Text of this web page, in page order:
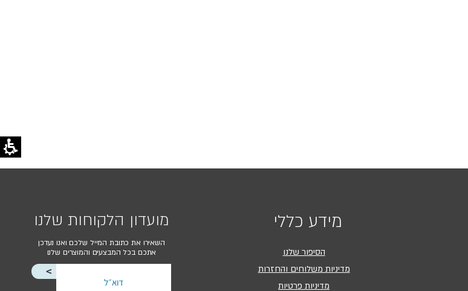
מועדון הלקוחות שלנו
השאירו את כתובת המייל שלכם ואנו נעדכן
אתכם בכל המבצעים והמוצרים שלנו
<
מידע כללי
הסיפור שלנו
מדיניות משלוחים והחזרות
מדיניות פרטיות